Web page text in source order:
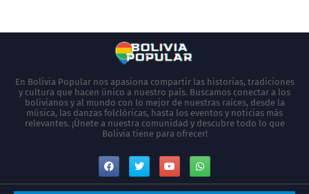
En Bolivia Popular nos apasiona compartir las historias, tradiciones
y cultura que hacen único a nuestro país. Buscamos conectar a los
bolivianos y al mundo con lo mejor de nuestras raíces, desde la
música, las danzas folclóricas, hasta los eventos y noticias más
relevantes. ¡Únete a nuestra comunidad y descubre todo lo que
Bolivia tiene para ofrecer!